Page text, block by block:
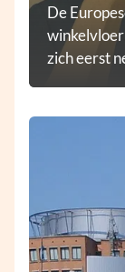
De
zich eerst